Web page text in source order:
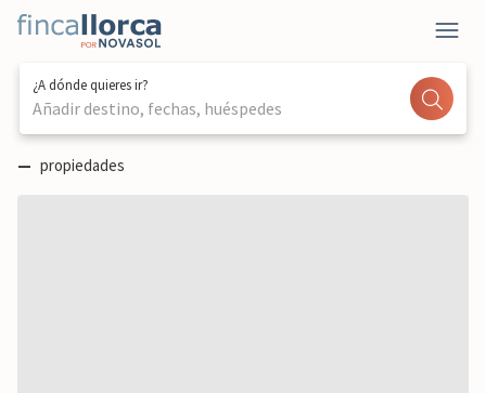
¿A dónde quieres ir?
Añadir destino, fechas, huéspedes
— propiedades